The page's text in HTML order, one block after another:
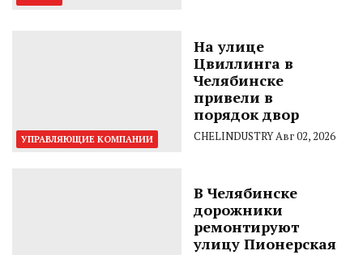
УПРАВЛЯЮЩИЕ КОМПАНИИ
На улице
Цвиллинга в
Челябинске
привели в
порядок двор
CHELINDUSTRYАвг 02, 2026
В Челябинске
дорожники
ремонтируют
улицу Пионерская